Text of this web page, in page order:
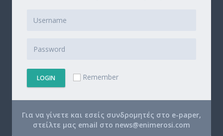
LOGIN Remember
Για να γίνετε και εσείς συνδρομητές στο e-paper,
στείλτε μας email στο news@enimerosi.com